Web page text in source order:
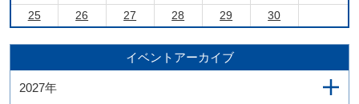
25
26 27 28 29 30
イベントアーカイブ
2027年